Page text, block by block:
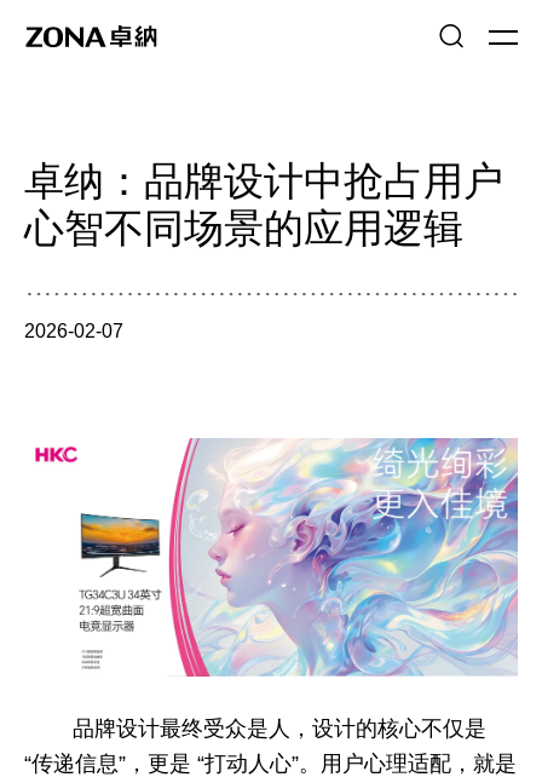
卓纳：品牌设计中抢占用户
心智不同场景的应用逻辑
2026-02-07
品牌设计最终受众是人，设计的核心不仅是
“传递信息” ，更是 “打动人心”。用户心理适配，就是